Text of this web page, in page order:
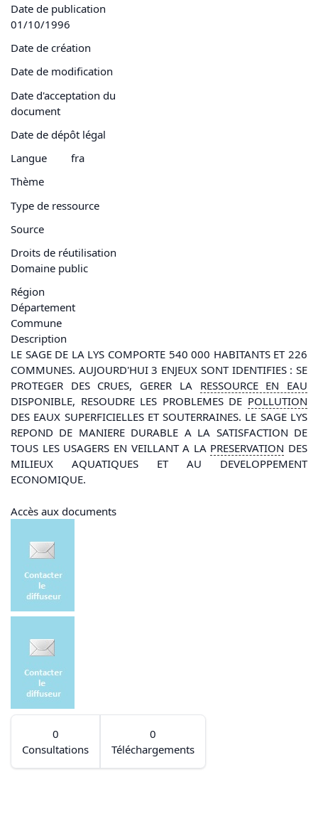
Date de publication
01/10/1996
Date de création
Date de modification
Date d'acceptation du
document
Date de dépôt légal
Langue
fra
Thème
Type de ressource
Source
Droits de réutilisation
Domaine public
Région
Département
Commune
Description
LE SAGE DE LA LYS COMPORTE 540 000 HABITANTS ET 226
COMMUNES. AUJOURD'HUI 3 ENJEUX SONT IDENTIFIES : SE
PROTEGER DES CRUES, GERER LA RESSOURCE EN EAU
DISPONIBLE, RESOUDRE LES PROBLEMES DE POLLUTION
DES EAUX SUPERFICIELLES ET SOUTERRAINES. LE SAGE LYS
REPOND DE MANIERE DURABLE A LA SATISFACTION DE
TOUS LES USAGERS EN VEILLANT A LA PRESERVATION DES
MILIEUX AQUATIQUES ET AU DEVELOPPEMENT
ECONOMIQUE.
Accès aux documents
0
Consultations
0
Téléchargements